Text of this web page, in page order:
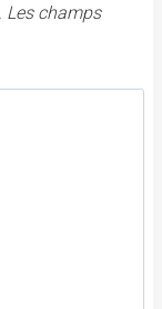
Les champs